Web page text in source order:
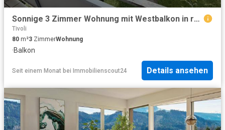
Sonnige 3 Zimmer Wohnung mit Westbalkon in ruhiger Lage nahe Zentrum
Tivoli
80 m²3 ZimmerWohnung
·Balkon
Seit einem Monat bei Immobilienscout24 Details ansehen